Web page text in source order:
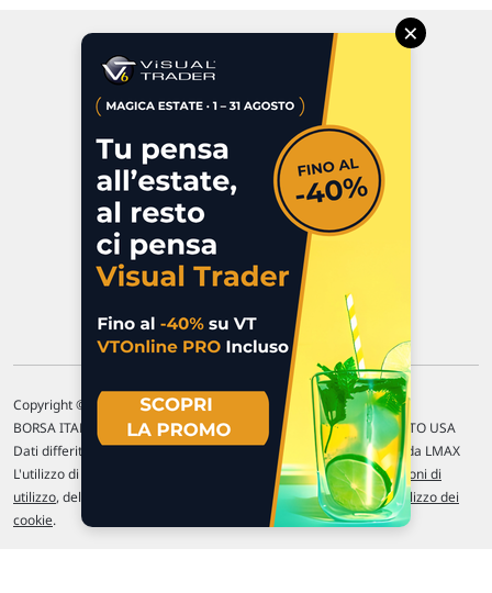
47923 Rimini
P.IVA 02 452 460 401
Chi siamo
Commenti e segnalazioni
Contattaci
Copyright © 1996-2026 Traderlink Italia s.r.l.
BORSA ITALIANA Quotazioni di borsa differite di 15 min. / MERCATO USA
Dati differiti di 15 min. (fonte Intrinio) / FOREX Quotazioni fornite da LMAX
L'utilizzo di questo sito implica l'accettazione delle nostreCondizioni di
utilizzo, del Politiche sulla privacye dell'Utilizzo dei
cookie.
×